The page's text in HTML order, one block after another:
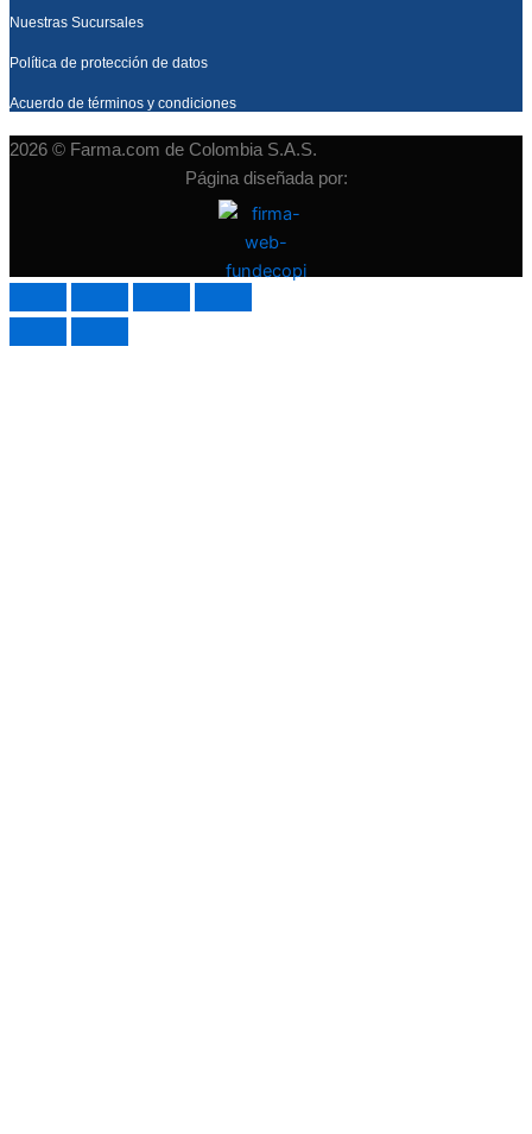
Nuestras Sucursales
Política de protección de datos
Acuerdo de términos y condiciones
2026 © Farma.com de Colombia S.A.S.
Página diseñada por: